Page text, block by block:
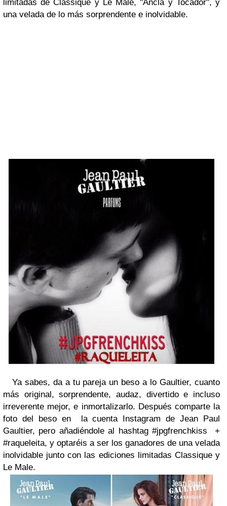
limitadas de Classique y Le Male, "Ancla y Tocador", y
una velada de lo más sorprendente e inolvidable.
Ya sabes, da a tu pareja un beso a lo Gaultier, cuanto
más original, sorprendente, audaz, divertido e incluso
irreverente mejor, e inmortalizarlo. Después comparte la
foto del beso en la cuentaInstagram de Jean Paul
Gaultier, pero añadiéndole al hashtag#jpgfrenchkiss +
#raqueleita, y optaréis a ser los ganadores de una velada
inolvidable junto con las ediciones limitadas Classique y
Le Male.